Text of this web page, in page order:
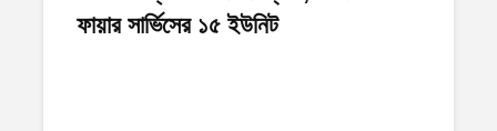
ফায়ার সার্ভিসের ১৫ ইউনিট